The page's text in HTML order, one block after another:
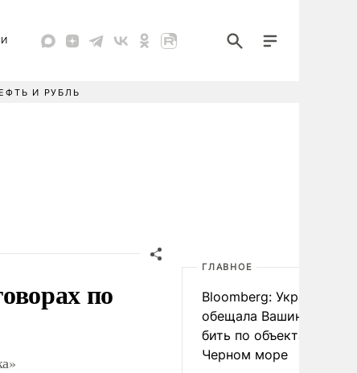
И РУБЛЬ
по
ГЛАВНОЕ
Bloomberg: Украина
обещала Вашингтону не
бить по объектам КТК в
Черном море